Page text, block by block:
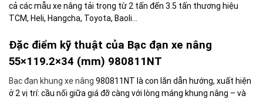
cả các mẫu xe nâng tải trọng từ 2 tấn đến 3.5 tấn thương hiệu
TCM, Heli, Hangcha, Toyota, Baoli…
Đặc điểm kỹ thuật của Bạc đạn xe nâng
55×119.2×34 (mm) 980811NT
Bạc đạn khung xe nâng 980811NT là con lăn dẫn hướng, xuất hiện
ở 2 vị trí: cầu nối giữa giá đỡ càng với lòng máng khung nâng – và